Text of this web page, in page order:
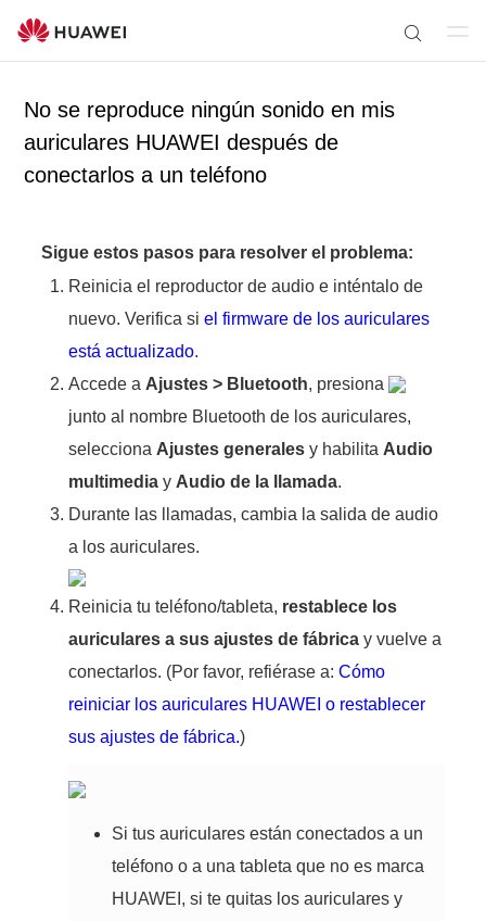
Ab
No se reproduce ningún sonido en mis
auriculares HUAWEI después de
conectarlos a un teléfono
Sigue estos pasos para resolver el problema:
Reinicia el reproductor de audio e inténtalo de
nuevo. Verifica siel firmware de los auriculares
está actualizado.
Accede a Ajustes > Bluetooth, presiona
junto al nombre Bluetooth de los auriculares,
selecciona Ajustes generales y habilita Audio
multimedia y Audio de la llamada.
Durante las llamadas, cambia la salida de audio
a los auriculares.
Reinicia tu teléfono/tableta, restablece los
auriculares a sus ajustes de fábrica y vuelve a
conectarlos. (Por favor, refiérase a:Cómo
reiniciar los auriculares HUAWEI o restablecer
sus ajustes de fábrica.)
Si tus auriculares están conectados a un
teléfono o a una tableta que no es marca
HUAWEI, si te quitas los auriculares y